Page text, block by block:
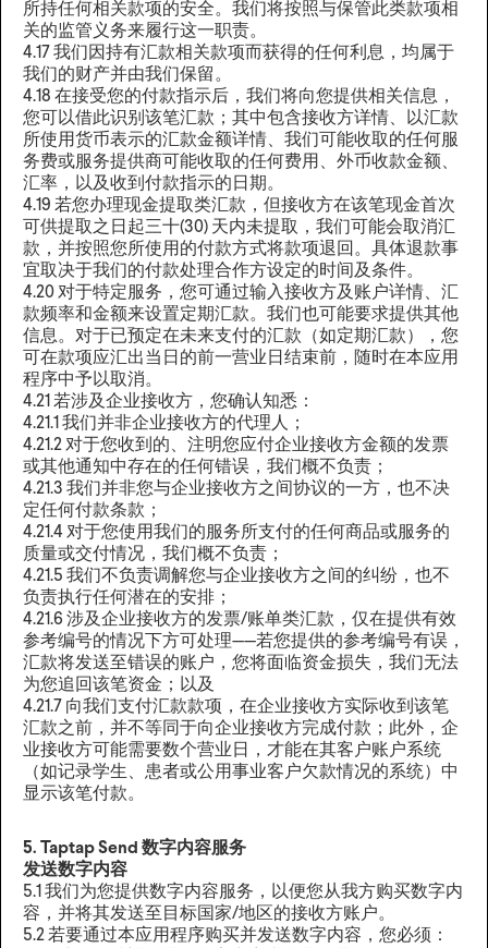
所持任何相关款项的安全。我们将按照与保管此类款项相
关的监管义务来履行这一职责。
4.17 我们因持有汇款相关款项而获得的任何利息，均属于
我们的财产并由我们保留。
4.18 在接受您的付款指示后，我们将向您提供相关信息，
您可以借此识别该笔汇款；其中包含接收方详情、以汇款
所使用货币表示的汇款金额详情、我们可能收取的任何服
务费或服务提供商可能收取的任何费用、外币收款金额、
汇率，以及收到付款指示的日期。
4.19 若您办理现金提取类汇款，但接收方在该笔现金首次
可供提取之日起三十(30) 天内未提取，我们可能会取消汇
款，并按照您所使用的付款方式将款项退回。具体退款事
宜取决于我们的付款处理合作方设定的时间及条件。
4.20 对于特定服务，您可通过输入接收方及账户详情、汇
款频率和金额来设置定期汇款。我们也可能要求提供其他
信息。对于已预定在未来支付的汇款（如定期汇款），您
可在款项应汇出当日的前一营业日结束前，随时在本应用
程序中予以取消。
4.21 若涉及企业接收方，您确认知悉：
4.21.1 我们并非企业接收方的代理人；
4.21.2 对于您收到的、注明您应付企业接收方金额的发票
或其他通知中存在的任何错误，我们概不负责；
4.21.3 我们并非您与企业接收方之间协议的一方，也不决
定任何付款条款；
4.21.4 对于您使用我们的服务所支付的任何商品或服务的
质量或交付情况，我们概不负责；
4.21.5 我们不负责调解您与企业接收方之间的纠纷，也不
负责执行任何潜在的安排；
4.21.6 涉及企业接收方的发票/账单类汇款，仅在提供有效
参考编号的情况下方可处理——若您提供的参考编号有误，
汇款将发送至错误的账户，您将面临资金损失，我们无法
为您追回该笔资金；以及
4.21.7 向我们支付汇款款项，在企业接收方实际收到该笔
汇款之前，并不等同于向企业接收方完成付款；此外，企
业接收方可能需要数个营业日，才能在其客户账户系统
（如记录学生、患者或公用事业客户欠款情况的系统）中
显示该笔付款。
5. Taptap Send 数字内容服务
发送数字内容
5.1 我们为您提供数字内容服务，以便您从我方购买数字内
容，并将其发送至目标国家/地区的接收方账户。
5.2 若要通过本应用程序购买并发送数字内容，您必须：